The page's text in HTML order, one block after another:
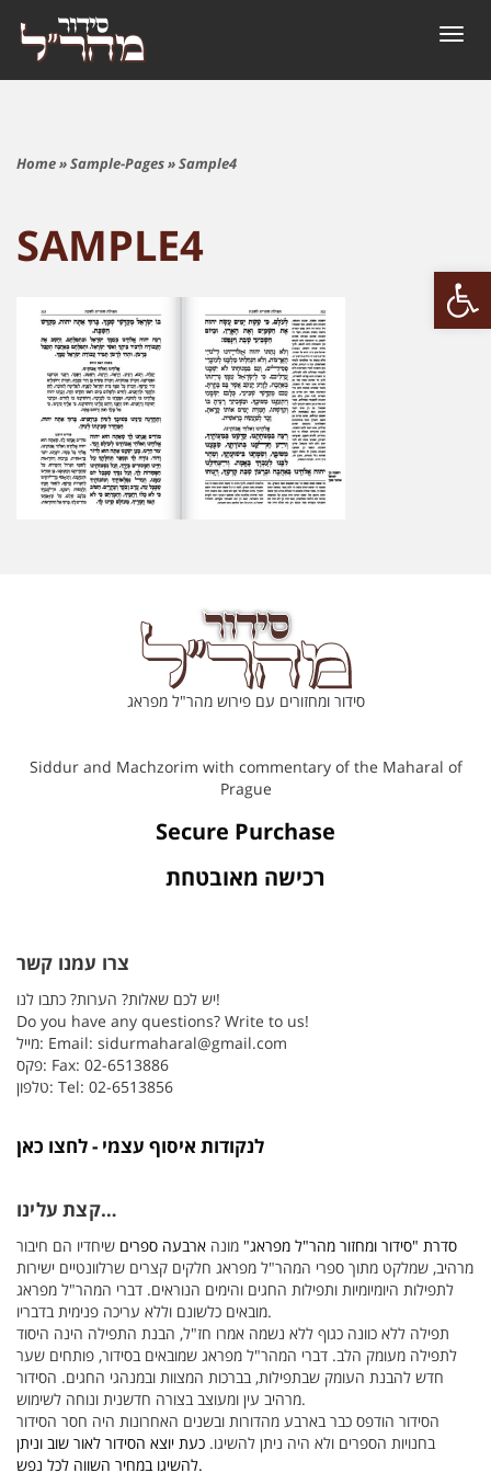
Home»Sample-Pages»Sample4
SAMPLE4
סידור ומחזורים עם פירוש מהר"ל מפראג
Siddur and Machzorim with commentary of the Maharal of
Prague
Secure Purchase
רכישה מאובטחת
צרו עמנו קשר
יש לכם שאלות? הערות? כתבו לנו!
Do you have any questions? Write to us!
מייל: Email: sidurmaharal@gmail.com
פקס: Fax: 02-6513886
טלפון: Tel: 02-6513856
לנקודות איסוף עצמי - לחצו כאן
קצת עלינו…
סדרת "סידור ומחזור מהר"ל מפראג" מונה ארבעה ספרים שיחדיו הם חיבור
מרהיב, שמלקט מתוך ספרי המהר"ל מפראג חלקים קצרים שרלוונטיים ישירות
לתפילות היומיומיות ותפילות החגים והימים הנוראים. דברי המהר"ל מפראג
מובאים כלשונם וללא עריכה פנימית בדבריו.
תפילה ללא כוונה כגוף ללא נשמה אמרו חז"ל, הבנת התפילה הינה היסוד
לתפילה מעומק הלב. דברי המהר"ל מפראג שמובאים בסידור, פותחים שער
חדש להבנת העומק שבתפילות, בברכות המצוות ובמנהגי החגים. הסידור
מרהיב עין ומעוצב בצורה חדשנית ונוחה לשימוש.
הסידור הודפס כבר בארבע מהדורות ובשנים האחרונות היה חסר הסידור
בחנויות הספרים ולא היה ניתן להשיגו. כעת יוצא הסידור לאור שוב וניתן
להשיגו במחיר השווה לכל נפש.